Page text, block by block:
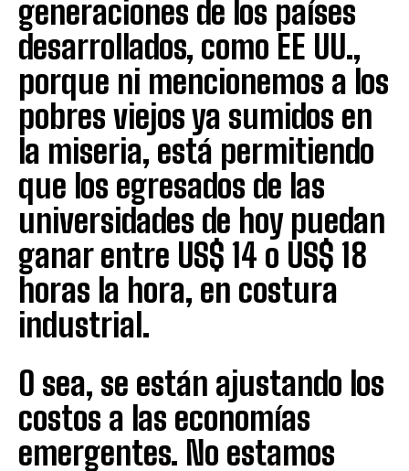
generaciones de los países
desarrollados, como EE UU.,
porque ni mencionemos a los
pobres viejos ya sumidos en
la miseria, está permitiendo
que los egresados de las
universidades de hoy puedan
ganar entre US$ 14 o US$ 18
horas la hora, en costura
industrial.
O sea, se están ajustando los
costos a las economías
emergentes. No estamos